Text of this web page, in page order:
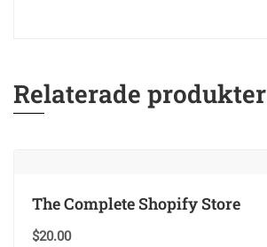
Relaterade produkter
The Complete Shopify Store
$20.00